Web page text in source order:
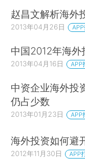
赵昌文解析海外
2013年04月26日
中国2012年海
2013年04月16日 APP
中资企业海外投
仍占少数
2013年01月23日 APP
海外投资如何避
2012年11月30日 APP